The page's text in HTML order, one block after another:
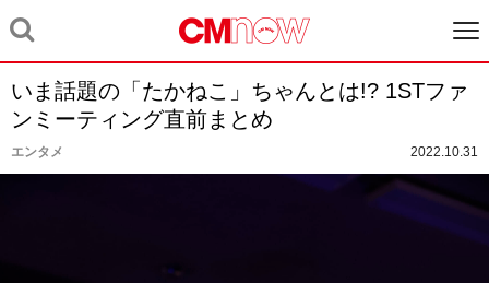
いま話題の「たかねこ」ちゃんとは!? 1STファ
ンミーティング直前まとめ
エンタメ 2022.10.31